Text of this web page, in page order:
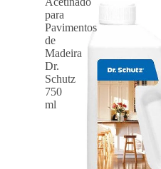
para
Pavimentos
de
Madeira
Dr.
Schutz
750
ml